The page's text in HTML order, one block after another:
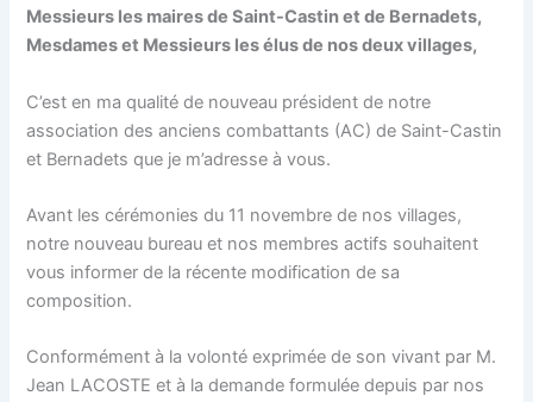
Messieurs les maires de Saint-Castin et de Bernadets,
Mesdames et Messieurs les élus de nos deux villages,
C’est en ma qualité de nouveau président de notre
association des anciens combattants (AC) de Saint-Castin
et Bernadets que je m’adresse à vous.
Avant les cérémonies du 11 novembre de nos villages,
notre nouveau bureau et nos membres actifs souhaitent
vous informer de la récente modification de sa
composition.
Conformément à la volonté exprimée de son vivant par M.
Jean LACOSTE et à la demande formulée depuis par nos